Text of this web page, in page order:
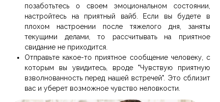
позаботьтесь о своем эмоциональном состоянии,
настройтесь на приятный вайб. Если вы будете в
плохом настроении после тяжелого дня, заняты
текущими делами, то рассчитывать на приятное
свидание не приходится.
Отправьте какое-то приятное сообщение человеку, с
которым вы увидитесь, вроде "Чувствую приятную
взволнованность перед нашей встречей". Это сблизит
вас и уберет возможное чувство неловкости.